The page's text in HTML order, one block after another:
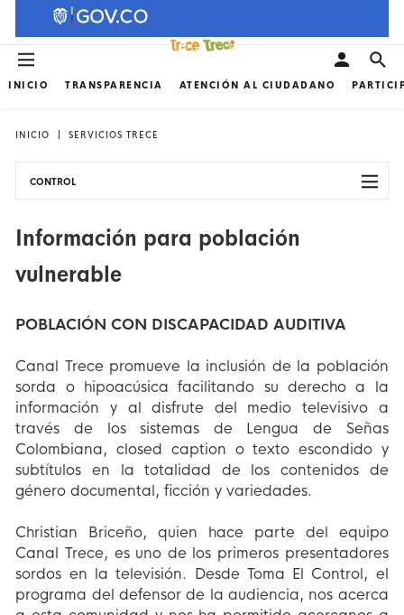
INICIO TRANSPARENCIA ATENCIÓN AL CIUDADANO
INICIO SERVICIOS TRECE
CONTROL
Información para población
vulnerable
POBLACIÓN CON DISCAPACIDAD AUDITIVA
Canal Trece promueve la inclusión de la población
sorda o hipoacúsica facilitando su derecho a la
información y al disfrute del medio televisivo a
través de los sistemas de Lengua de Señas
Colombiana, closed caption o texto escondido y
subtítulos en la totalidad de los contenidos de
género documental, ficción y variedades.
Christian Briceño, quien hace parte del equipo
Canal Trece, es uno de los primeros presentadores
sordos en la televisión. Desde Toma El Control, el
programa del defensor de la audiencia, nos acerca